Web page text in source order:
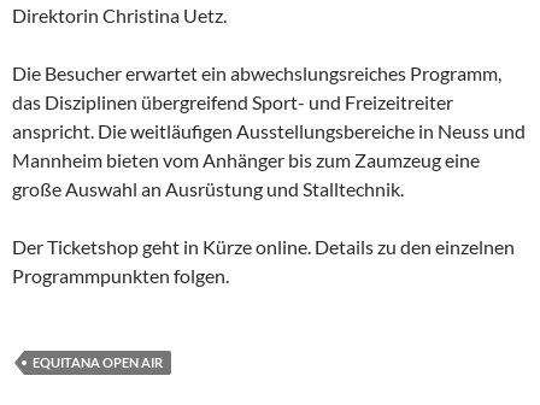
Direktorin Christina Uetz.
Die Besucher erwartet ein abwechslungsreiches Programm,
das Disziplinen übergreifend Sport- und Freizeitreiter
anspricht. Die weitläufigen Ausstellungsbereiche in Neuss und
Mannheim bieten vom Anhänger bis zum Zaumzeug eine
große Auswahl an Ausrüstung und Stalltechnik.
Der Ticketshop geht in Kürze online. Details zu den einzelnen
Programmpunkten folgen.
EQUITANA OPEN AIR